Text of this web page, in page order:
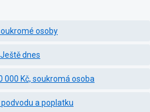
osoby
dnes
000 Kč, soukromá osoba
a poplatku